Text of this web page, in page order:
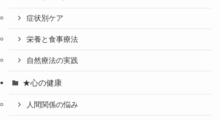
症状別ケア
栄養と食事療法
自然療法の実践
★心の健康
人間関係の悩み